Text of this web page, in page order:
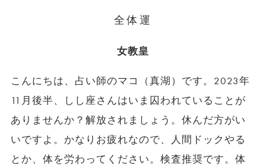
全体運
女教皇
こんにちは、占い師のマコ（真湖）です。2023年
11月後半、しし座さんはいま囚われていることが
ありませんか？解放されましょう。休んだ方がい
いですよ。かなりお疲れなので、人間ドックやる
とか、体を労わってください。検査推奨です。体